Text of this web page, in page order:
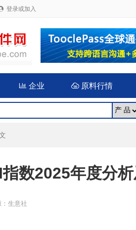
登录或加入
 企业 原料行情
数2025年度分
：生意社